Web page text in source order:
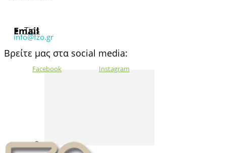
Tips
Email
info@fzo.gr
Βρείτε μας στα social media:
Facebook Instagram